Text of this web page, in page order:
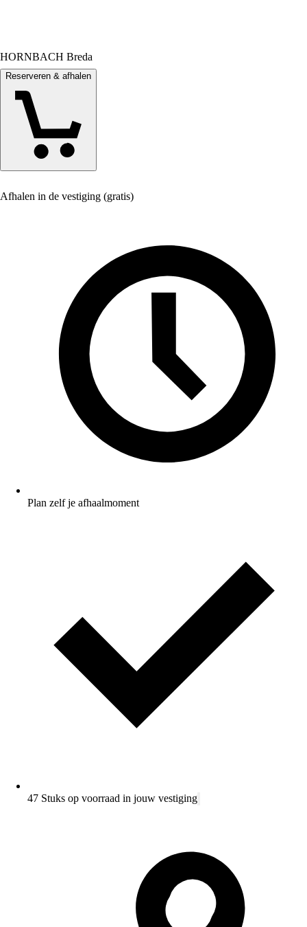
HORNBACH Breda
Reserveren & afhalen
Afhalen in de vestiging (gratis)
Plan zelf je afhaalmoment
47 Stuks op voorraad in jouw vestiging